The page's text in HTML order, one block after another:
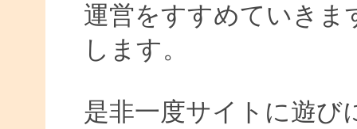
運営をすすめていきま
します。
是非一度サイトに遊び